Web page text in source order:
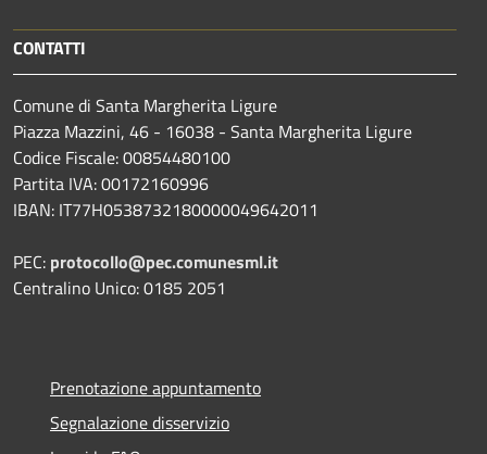
CONTATTI
Comune di Santa Margherita Ligure
Piazza Mazzini, 46 - 16038 - Santa Margherita Ligure
Codice Fiscale: 00854480100
Partita IVA: 00172160996
IBAN: IT77H0538732180000049642011
PEC: protocollo@pec.comunesml.it
Centralino Unico: 0185 2051
Prenotazione appuntamento
Segnalazione disservizio